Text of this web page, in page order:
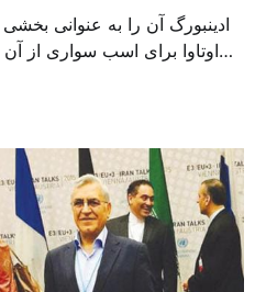
ادینبورگ آن را به عنوانی
اوتاوا برای اسب سواری از
در فرانسه و اروپا تشدید شده